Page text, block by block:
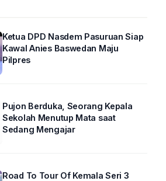
Ketua DPD Nasdem Pasuruan Siap
Kawal Anies Baswedan Maju
Pilpres
Pujon Berduka, Seorang Kepala
Sekolah Menutup Mata saat
Sedang Mengajar
Road To Tour Of Kemala Seri 3